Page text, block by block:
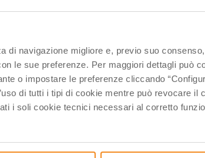
di navigazione migliore e, previo suo
le sue preferenze. Per maggiori dettagli può
o impostare le preferenze cliccando
di tutti i tipi di cookie mentre può revocare il
i soli cookie tecnici necessari al corretto
31
01
Visualizza gli
Segreteria